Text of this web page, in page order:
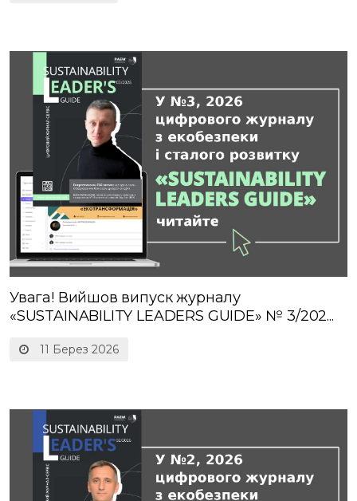
11 Берез 2026
Увага! Вийшов випуск журналу
«SUSTAINABILITY LEADERS GUIDE» № 3/202...